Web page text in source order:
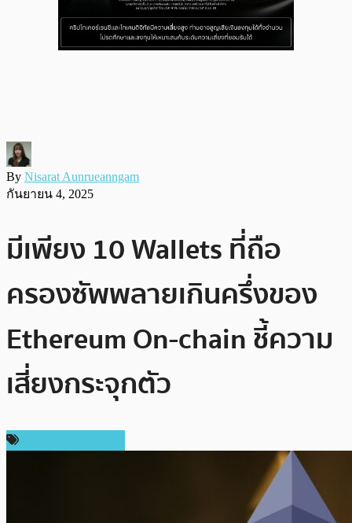
By Nisarat Aunrueanngam
กันยายน 4, 2025
มีเพียง 10 Wallets ที่ถือ
ครองซัพพลายเกินครึ่งของ
Ethereum On-chain ชี้ความ
เสี่ยงกระจุกตัว